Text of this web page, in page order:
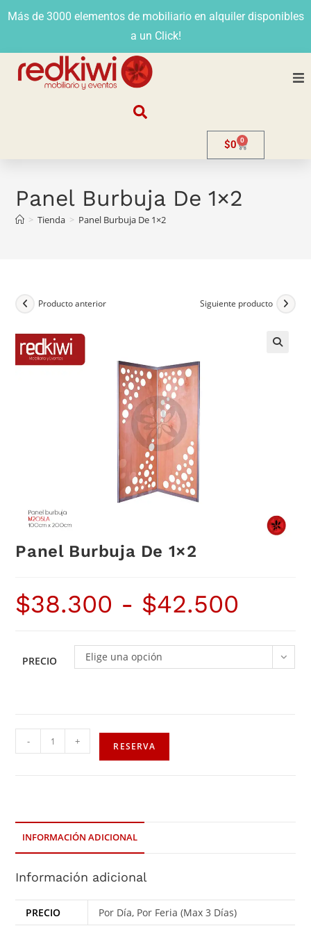
Más de 3000 elementos de mobiliario en alquiler disponibles
a un Click!
Contacto
$0 0
Panel Burbuja De 1×2
> Tienda > Panel Burbuja De 1×2
Producto anterior Siguiente producto
Panel Burbuja De 1×2
$38.300 - $42.500
PRECIO Elige una opción
- + RESERVA
INFORMACIÓN ADICIONAL
Información adicional
PRECIO Por Día, Por Feria (Max 3 Días)